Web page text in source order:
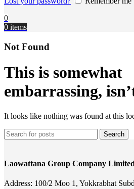
0
0 items
Not Found
This is somewhat
embarrassing,
It looks like nothing was found at this
Search
Laowattana Group Company Limited
Address: 100/2 Moo 1, Yokkrabhat